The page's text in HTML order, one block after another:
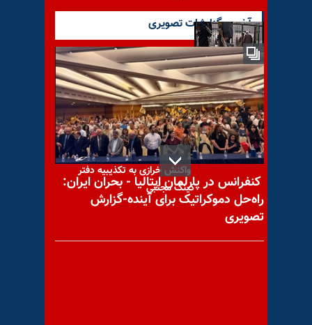
اقدام به فرار یک زندانی نوجوان
در زندان مرکزی زابل
واکنش خرازی به تکذیبیه دفتر
کینگ مجتبی
آخرین گزارشات تصویری
کنفرانس در پارلمان ایتالیا - بحران ایران:
راه‌حل دموکراتیک برای آینده-گزارش
تصویری